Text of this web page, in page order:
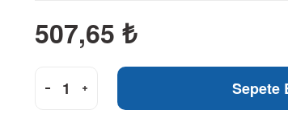
507,65 ₺
Sepete